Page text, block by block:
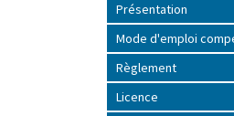
Présentation
Mode d'emploi
Règlement
Licence